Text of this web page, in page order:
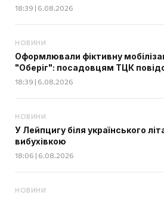
18:39 | 6.08.2026
НОВИНИ
Оформлювали фіктивну
"Оберіг": посадовцям ТЦК
18:39 | 6.08.2026
НОВИНИ
У Лейпцигу біля українського
вибухівкою
18:06 | 6.08.2026
НОВИНИ